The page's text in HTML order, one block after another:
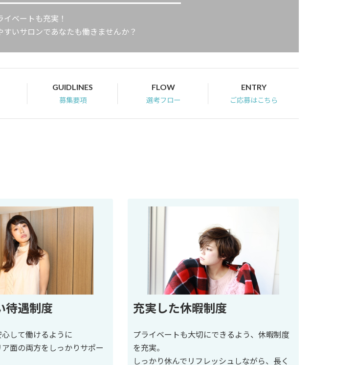
イベートも充実！
いサロンであなたも働きませんか？
GUIDLINES
募集要項
FLOW
選考フロー
ENTRY
ご応募はこちら
待遇制度
して働けるように
面の両方をしっかりサポー
充実した休暇制度
プライベートも大切にできるよう、休暇制度
を充実。
しっかり休んでリフレッシュしながら、長く